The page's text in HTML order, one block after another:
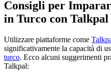
Consigli per
in Turco con Talkpal
Utilizzare piattaforme come
significativamente la capacità di
turco. Ecco alcuni suggerimenti
Talkpal: